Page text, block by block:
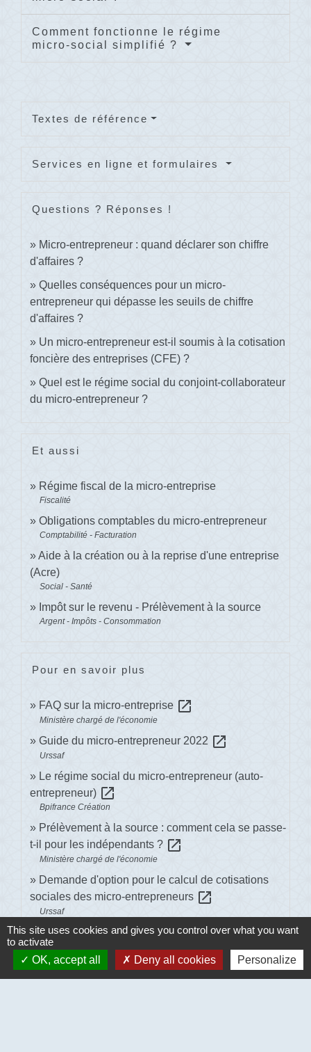
Comment fonctionne le régime
micro-social simplifié ?
Textes de référence
Services en ligne et formulaires
Questions ? Réponses !
Micro-entrepreneur : quand déclarer son chiffre
d'affaires ?
Quelles conséquences pour un micro-
entrepreneur qui dépasse les seuils de chiffre
d'affaires ?
Un micro-entrepreneur est-il soumis à la cotisation
foncière des entreprises (CFE) ?
Quel est le régime social du conjoint-collaborateur
du micro-entrepreneur ?
Et aussi
Régime fiscal de la micro-entreprise
Fiscalité
Obligations comptables du micro-entrepreneur
Comptabilité - Facturation
Aide à la création ou à la reprise d'une entreprise
(Acre)
Social - Santé
Impôt sur le revenu - Prélèvement à la source
Argent - Impôts - Consommation
Pour en savoir plus
FAQ sur la micro-entreprise open_in_new
Ministère chargé de l'économie
Guide du micro-entrepreneur 2022 open_in_new
Urssaf
Le régime social du micro-entrepreneur (auto-
entrepreneur) open_in_new
Bpifrance Création
Prélèvement à la source : comment cela se passe-
t-il pour les indépendants ? open_in_new
Ministère chargé de l'économie
Demande d'option pour le calcul de cotisations
sociales des micro-entrepreneurs open_in_new
Urssaf
Signaler une erreur sur cette page
This site uses cookies and gives you control over what you want
to activate
OK, accept all
Deny all cookies Personalize